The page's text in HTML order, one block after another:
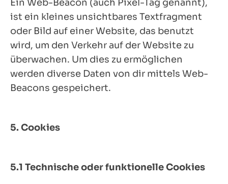
Ein Web-Beacon (auch Pixel-Tag genannt),
ist ein kleines unsichtbares Textfragment
oder Bild auf einer Website, das benutzt
wird, um den Verkehr auf der Website zu
überwachen. Um dies zu ermöglichen
werden diverse Daten von dir mittels Web-
Beacons gespeichert.
5. Cookies
5.1 Technische oder funktionelle Cookies